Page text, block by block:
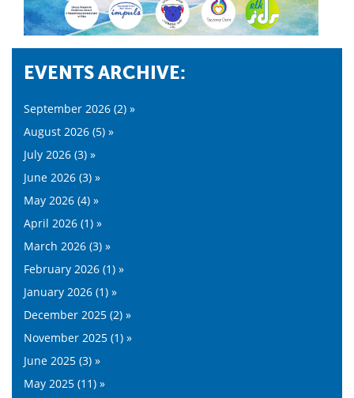
EVENTS ARCHIVE:
September 2026 (2) »
August 2026 (5) »
July 2026 (3) »
June 2026 (3) »
May 2026 (4) »
April 2026 (1) »
March 2026 (3) »
February 2026 (1) »
January 2026 (1) »
December 2025 (2) »
November 2025 (1) »
June 2025 (3) »
May 2025 (11) »